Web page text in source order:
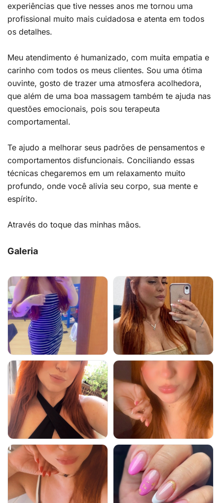
experiências que tive nesses anos me tornou uma
profissional muito mais cuidadosa e atenta em todos
os detalhes.
Meu atendimento é humanizado, com muita empatia e
carinho com todos os meus clientes. Sou uma ótima
ouvinte, gosto de trazer uma atmosfera acolhedora,
que além de uma boa massagem também te ajuda nas
questões emocionais, pois sou terapeuta
comportamental.
Te ajudo a melhorar seus padrões de pensamentos e
comportamentos disfuncionais. Conciliando essas
técnicas chegaremos em um relaxamento muito
profundo, onde você alivia seu corpo, sua mente e
espírito.
Através do toque das minhas mãos.
Galeria